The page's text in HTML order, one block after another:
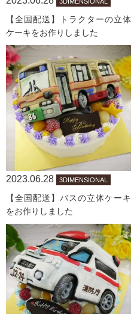
【全国配送】トラクターの立体
ケーキをお作りしました
2023.06.28 3DIMENSIONAL
【全国配送】バスの立体ケーキ
をお作りしました